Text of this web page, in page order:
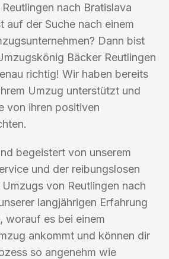
nach Bratislava
auf der Suche nach einem
Dann bist
Bäcker Reutlingen
richtig! Wir haben bereits
Umzug unterstützt und
von ihren positiven
begeistert von unserem
und der reibungslosen
von Reutlingen nach
langjährigen Erfahrung
worauf es bei einem
ankommt und können dir
so angenehm wie